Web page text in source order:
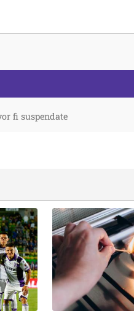
fi suspendate